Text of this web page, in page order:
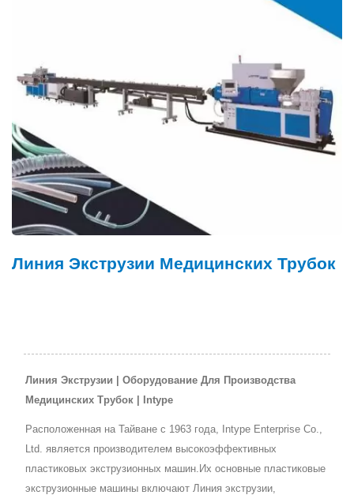
Линия Экструзии Медицинских Трубок
Линия Экструзии | Оборудование Для Производства
Медицинских Трубок | Intype
Расположенная на Тайване с 1963 года, Intype Enterprise Co.,
Ltd. является производителем высокоэффективных
пластиковых экструзионных машин.Их основные пластиковые
экструзионные машины включают Линия экструзии,